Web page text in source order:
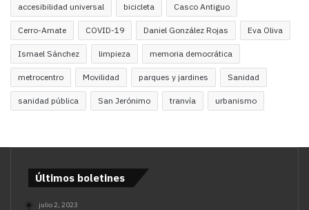
accesibilidad universal bicicleta Casco Antiguo
Cerro-Amate COVID-19 Daniel González Rojas Eva Oliva
Ismael Sánchez limpieza memoria democrática
metrocentro Movilidad parques y jardines Sanidad
sanidad pública San Jerónimo tranvía urbanismo
Últimos boletines
julio 2, 2023